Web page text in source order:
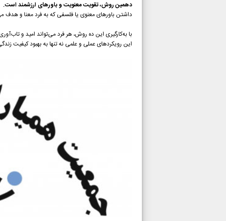
دهمین روش، تقویت معنویت و باورهای ارزشمند است.
داشتن باورهای معنوی یا فلسفی که به فرد معنا و هدف
با به‌کارگیری این ده روش، هر فرد می‌تواند امید و
این رویکردهای عملی و علمی نه تنها به بهبود کیفیت